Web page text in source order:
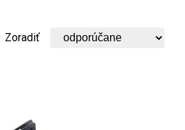
Zoradiť